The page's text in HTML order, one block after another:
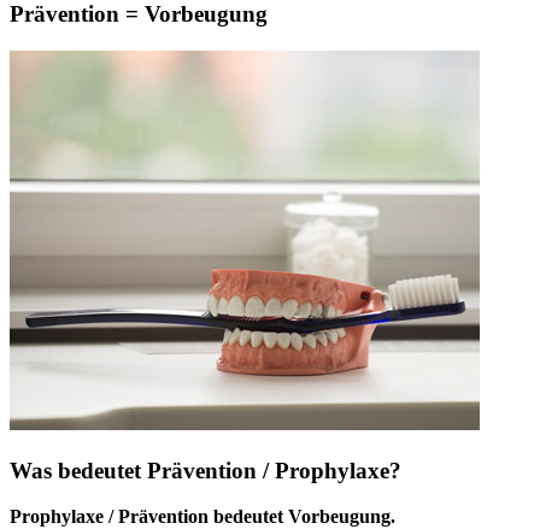
Prävention = Vorbeugung
Was bedeutet Prävention / Prophylaxe?
Prophylaxe / Prävention bedeutet Vorbeugung.